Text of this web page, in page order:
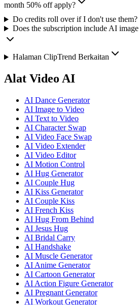
month 50% off apply?
Do credits roll over if I don't use them?
Does the subscription include AI
Halaman ClipTrend Berkaitan
Alat Video AI
AI Dance Generator
AI Image to Video
AI Text to Video
AI Character Swap
AI Video Face Swap
AI Video Extender
AI Video Editor
AI Motion Control
AI Hug Generator
AI Couple Hug
AI Kiss Generator
AI Couple Kiss
AI French Kiss
AI Hug From Behind
AI Jesus Hug
AI Bridal Carry
AI Handshake
AI Muscle Generator
AI Anime Generator
AI Cartoon Generator
AI Action Figure Generator
AI Pregnant Generator
AI Workout Generator